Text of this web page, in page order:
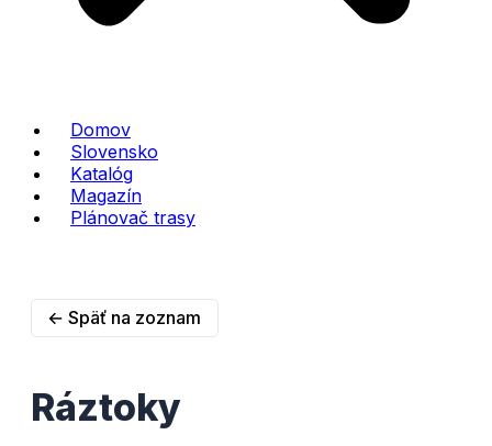
Domov
Slovensko
Katalóg
Magazín
Plánovač trasy
← Späť na zoznam
Ráztoky